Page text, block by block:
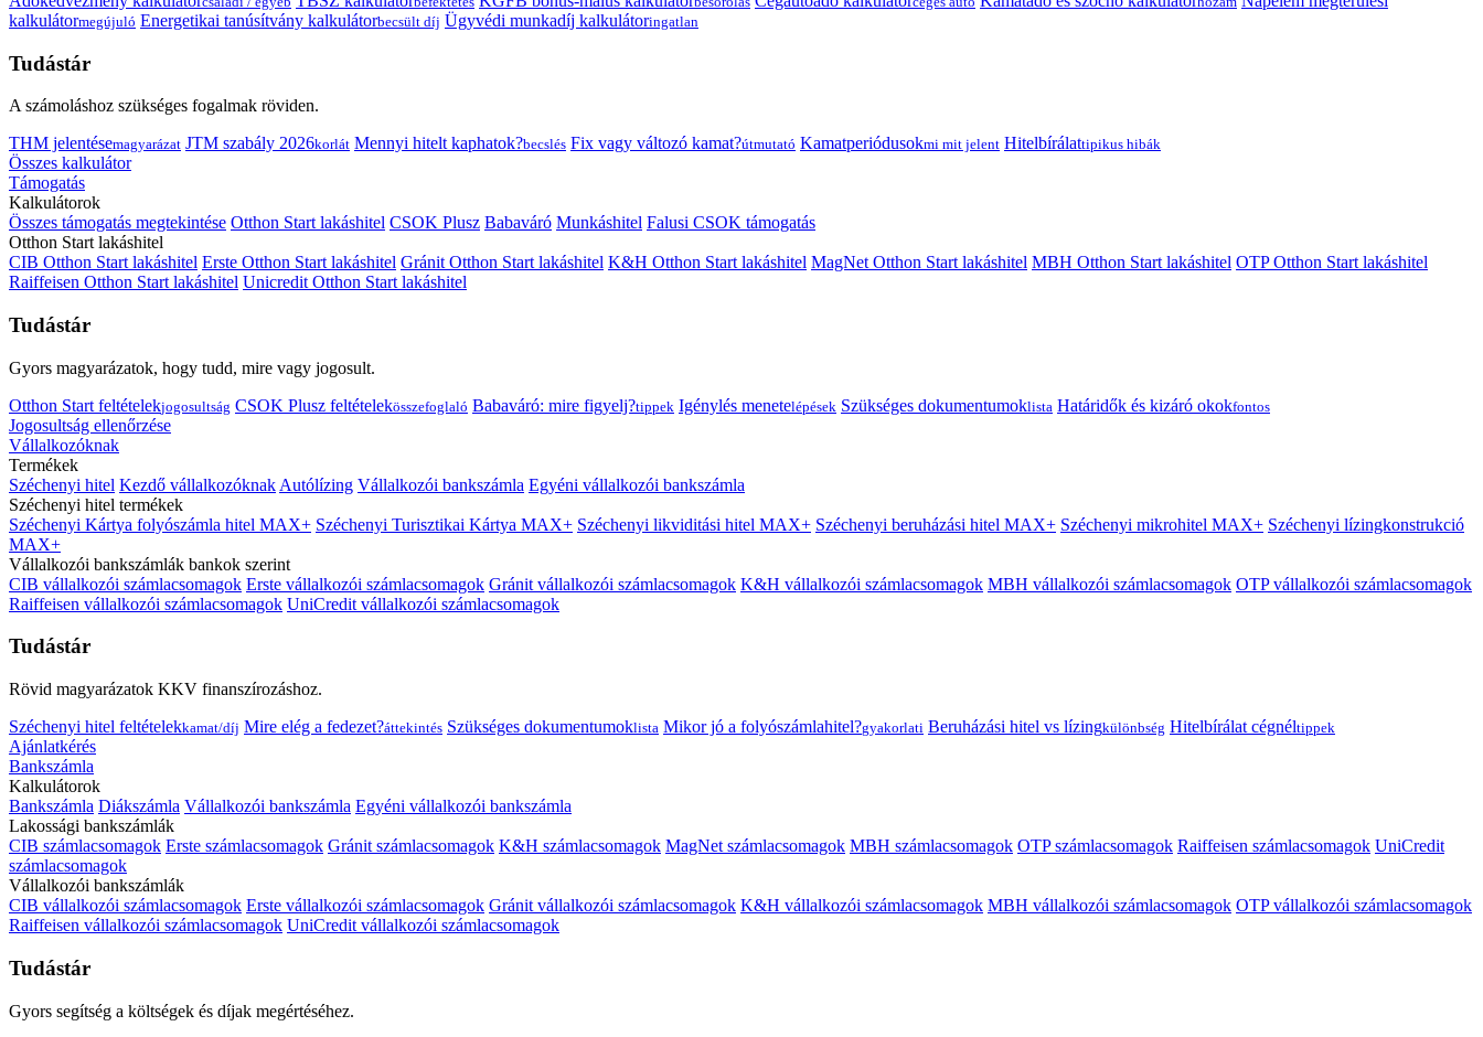
kalkulátormegújuló Energetikai tanúsítvány kalkulátorbecsült díj Ügyvédi munkadíj kalkulátoringatlan
Tudástár
A számoláshoz szükséges fogalmak röviden.
THM jelentésemagyarázat JTM szabály 2026korlát Mennyi hitelt kaphatok?becslés Fix vagy változó kamat?útmutató Kamatperiódusokmi mit jelent Hitelbírálattipikus hibák
Összes kalkulátor
Támogatás
Kalkulátorok
Összes támogatás megtekintése Otthon Start lakáshitel CSOK Plusz Babaváró Munkáshitel Falusi CSOK támogatás
Otthon Start lakáshitel
CIB Otthon Start lakáshitel Erste Otthon Start lakáshitel Gránit Otthon Start lakáshitel K&H Otthon Start lakáshitel MagNet Otthon Start lakáshitel MBH Otthon Start lakáshitel OTP Otthon Start lakáshitel
Raiffeisen Otthon Start lakáshitel Unicredit Otthon Start lakáshitel
Tudástár
Gyors magyarázatok, hogy tudd, mire vagy jogosult.
Otthon Start feltételekjogosultság CSOK Plusz feltételekösszefoglaló Babaváró: mire figyelj?tippek Igénylés menetelépések Szükséges dokumentumoklista Határidők és kizáró okokfontos
Jogosultság ellenőrzése
Vállalkozóknak
Termékek
Széchenyi hitel Kezdő vállalkozóknak Autólízing Vállalkozói bankszámla Egyéni vállalkozói bankszámla
Széchenyi hitel termékek
Széchenyi Kártya folyószámla hitel MAX+ Széchenyi Turisztikai Kártya MAX+ Széchenyi likviditási hitel MAX+ Széchenyi beruházási hitel MAX+ Széchenyi mikrohitel MAX+ Széchenyi lízingkonstrukció
MAX+
Vállalkozói bankszámlák bankok szerint
CIB vállalkozói számlacsomagok Erste vállalkozói számlacsomagok Gránit vállalkozói számlacsomagok K&H vállalkozói számlacsomagok MBH vállalkozói számlacsomagok OTP vállalkozói számlacsomagok
Raiffeisen vállalkozói számlacsomagok UniCredit vállalkozói számlacsomagok
Tudástár
Rövid magyarázatok KKV finanszírozáshoz.
Széchenyi hitel feltételekkamat/díj Mire elég a fedezet?áttekintés Szükséges dokumentumoklista Mikor jó a folyószámlahitel?gyakorlati Beruházási hitel vs lízingkülönbség Hitelbírálat cégnéltippek
Ajánlatkérés
Bankszámla
Kalkulátorok
Bankszámla Diákszámla Vállalkozói bankszámla Egyéni vállalkozói bankszámla
Lakossági bankszámlák
CIB számlacsomagok Erste számlacsomagok Gránit számlacsomagok K&H számlacsomagok MagNet számlacsomagok MBH számlacsomagok OTP számlacsomagok Raiffeisen számlacsomagok UniCredit
számlacsomagok
Vállalkozói bankszámlák
CIB vállalkozói számlacsomagok Erste vállalkozói számlacsomagok Gránit vállalkozói számlacsomagok K&H vállalkozói számlacsomagok MBH vállalkozói számlacsomagok OTP vállalkozói számlacsomagok
Raiffeisen vállalkozói számlacsomagok UniCredit vállalkozói számlacsomagok
Tudástár
Gyors segítség a költségek és díjak megértéséhez.